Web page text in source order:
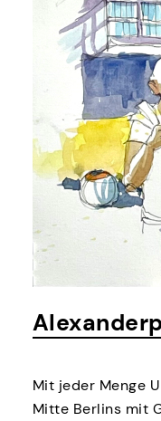
Mit jeder Menge
Mitte Berlins mit